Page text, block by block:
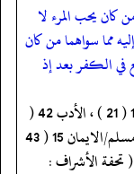
يحب المرء لا
مما سواهما من كان
في الكفر بعد إذ
«صحیح البخاری/الإیمان 9 ( 16 ) ، 14 ( 21 ) ، الأدب 42 (
6041 ) ، الإکراہ 1 ( 6941 ) ، صحیح مسلم/الایمان 15 ( 43
الایمان 3 ( 4991 ) ، ( تحفة الأشراف :